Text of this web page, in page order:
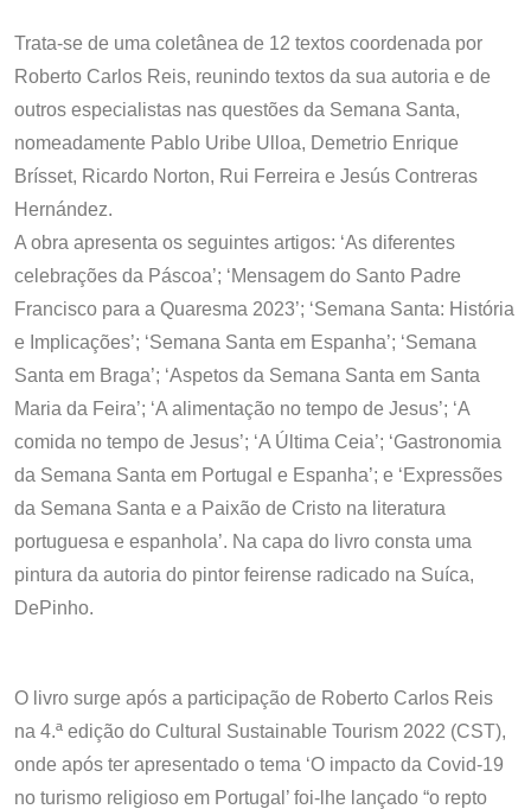
Trata-se de uma coletânea de 12 textos coordenada por
Roberto Carlos Reis, reunindo textos da sua autoria e de
outros especialistas nas questões da Semana Santa,
nomeadamente Pablo Uribe Ulloa, Demetrio Enrique
Brísset, Ricardo Norton, Rui Ferreira e Jesús Contreras
Hernández.
A obra apresenta os seguintes artigos: ‘As diferentes
celebrações da Páscoa’; ‘Mensagem do Santo Padre
Francisco para a Quaresma 2023’; ‘Semana Santa: História
e Implicações’; ‘Semana Santa em Espanha’; ‘Semana
Santa em Braga’; ‘Aspetos da Semana Santa em Santa
Maria da Feira’; ‘A alimentação no tempo de Jesus’; ‘A
comida no tempo de Jesus’; ‘A Última Ceia’; ‘Gastronomia
da Semana Santa em Portugal e Espanha’; e ‘Expressões
da Semana Santa e a Paixão de Cristo na literatura
portuguesa e espanhola’. Na capa do livro consta uma
pintura da autoria do pintor feirense radicado na Suíca,
DePinho.
O livro surge após a participação de Roberto Carlos Reis
na 4.ª edição do Cultural Sustainable Tourism 2022 (CST),
onde após ter apresentado o tema ‘O impacto da Covid-19
no turismo religioso em Portugal’ foi-lhe lançado “o repto